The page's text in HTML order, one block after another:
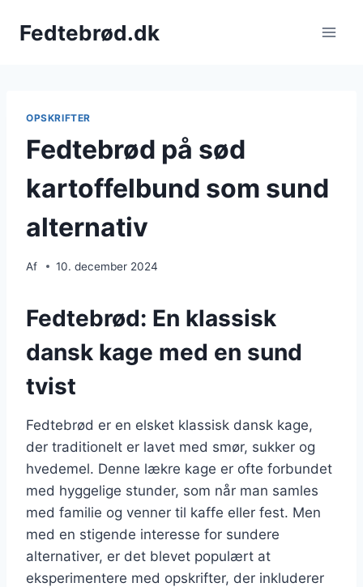
Fedtebrød.dk
OPSKRIFTER
Fedtebrød på sød
kartoffelbund som sund
alternativ
Af 10. december 2024
Fedtebrød: En klassisk
dansk kage med en sund
tvist
Fedtebrød er en elsket klassisk dansk kage,
der traditionelt er lavet med smør, sukker og
hvedemel. Denne lækre kage er ofte forbundet
med hyggelige stunder, som når man samles
med familie og venner til kaffe eller fest. Men
med en stigende interesse for sundere
alternativer, er det blevet populært at
eksperimentere med opskrifter, der inkluderer